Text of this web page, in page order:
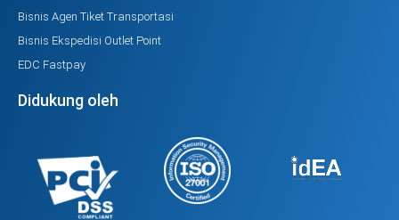
Bisnis Agen Tiket Transportasi
Bisnis Ekspedisi Outlet Point
EDC Fastpay
Didukung oleh